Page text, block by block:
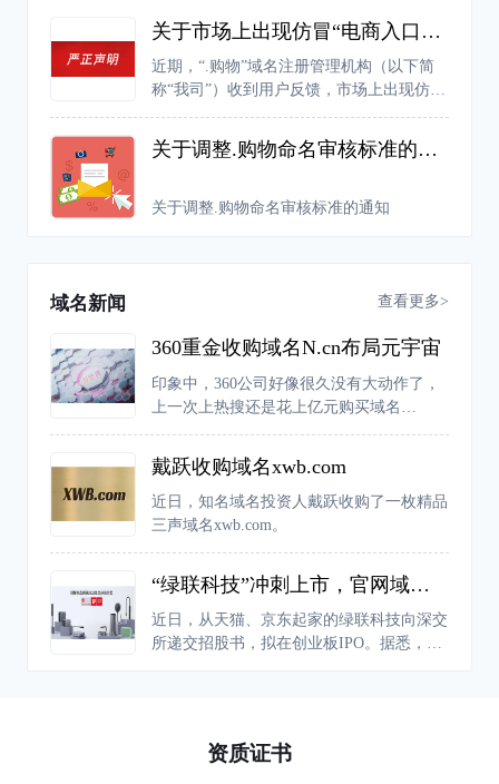
关于市场上出现仿冒“电商入口专用权证”的严正声明
近期，“.购物”域名注册管理机构（以下简
称“我司”）收到用户反馈，市场上出现仿冒
扰乱市场的正常经营秩序，侵犯了我司的合
法权益。
关于调整.购物命名审核标准的通知
关于调整.购物命名审核标准的通知
域名新闻 查看更多>
360重金收购域名N.cn布局元宇宙
印象中，360公司好像很久没有大动作了，
上一次上热搜还是花上亿元购买域名
司推出了一款元宇宙产品“N世界”。据介
绍，“N世界”是新一代的兴趣元宇宙，主要
由一个个“兴趣世界”构成，在这个平台中人
人都可以创建自己的世界。
戴跃收购域名xwb.com
近日，知名域名投资人戴跃收购了一枚精品
三声域名xwb.com。
“绿联科技”冲刺上市，官网域名后缀为何不用“.com”
近日，从天猫、京东起家的绿联科技向深交
所递交招股书，拟在创业板IPO。据悉，绿
资质证书